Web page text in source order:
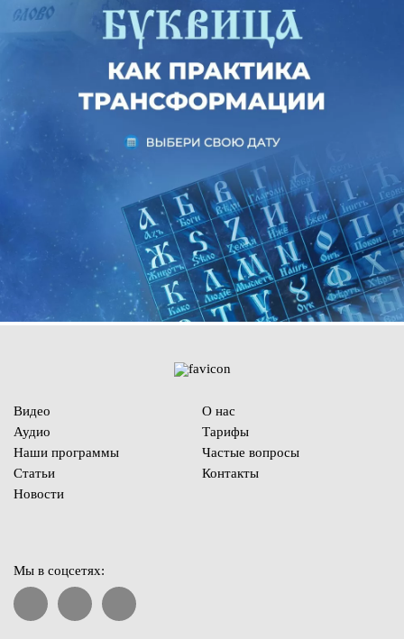
Видео
Аудио
Наши программы
Статьи
Новости
О нас
Тарифы
Частые вопросы
Контакты
Мы в соцсетях: